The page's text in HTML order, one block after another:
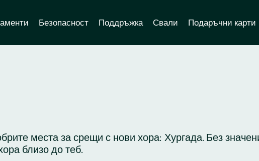
Безопасност Поддръжка Свали Подаръчни карти
места за срещи с нови хора: Хургада. Без
близо до теб.